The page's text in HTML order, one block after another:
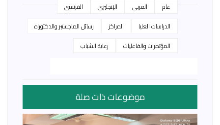
عام العربي الإنجليزي
الفرنسي
الدراسات العليا
المراكز
رسائل الماجستير والدكتوراه
المؤتمرات والفاعليات
رعاية الشباب
موضوعات ذات صلة